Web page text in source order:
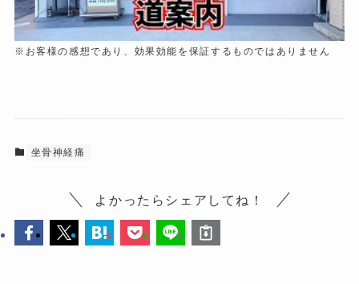
※お客様の感想であり、効果効能を保証するものではありません
坐骨神経痛
よかったらシェアしてね！